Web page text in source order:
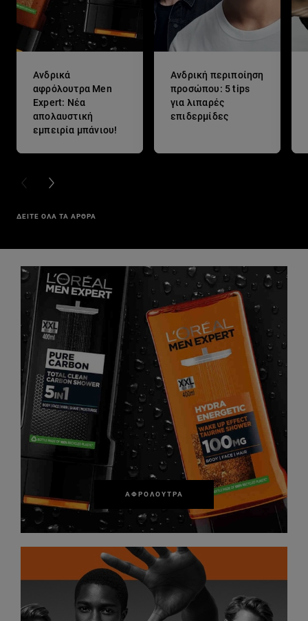
Ανδρικά
αφρόλουτρα Men
Expert: Νέα
απολαυστική
εμπειρία μπάνιου!
Ανδρική περιποίηση
προσώπου: 5 tips
για λιπαρές
επιδερμίδες
PREVIOUS CARD
NEXT CARD
ΔΕΙΤΕ ΟΛΑ ΤΑ ΑΡΘΡΑ
ΑΦΡΌΛΟΥΤΡΑ